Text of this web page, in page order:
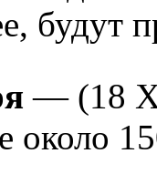
будут
— (18
около